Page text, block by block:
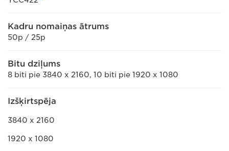
Kadru nomaiņas ātrums
50p / 25p
Bitu dziļums
8 biti pie 3840 x 2160, 10 biti pie 1920 x 1080
Izšķirtspēja
3840 x 2160
1920 x 1080